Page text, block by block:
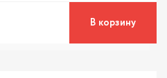
В корзину